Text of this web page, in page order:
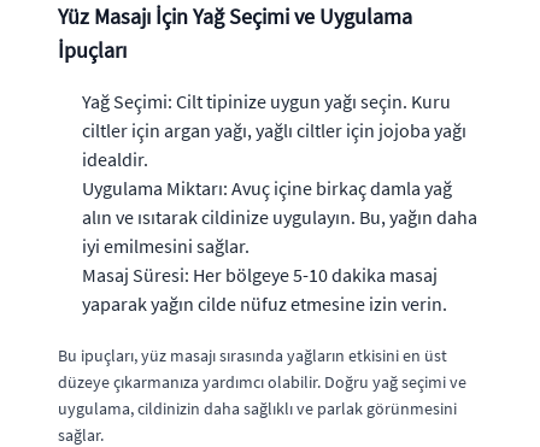
Yüz Masajı İçin Yağ Seçimi ve Uygulama
İpuçları
Yağ Seçimi: Cilt tipinize uygun yağı seçin. Kuru
ciltler için argan yağı, yağlı ciltler için jojoba yağı
idealdir.
Uygulama Miktarı: Avuç içine birkaç damla yağ
alın ve ısıtarak cildinize uygulayın. Bu, yağın daha
iyi emilmesini sağlar.
Masaj Süresi: Her bölgeye 5-10 dakika masaj
yaparak yağın cilde nüfuz etmesine izin verin.
Bu ipuçları, yüz masajı sırasında yağların etkisini en üst
düzeye çıkarmanıza yardımcı olabilir. Doğru yağ seçimi ve
uygulama, cildinizin daha sağlıklı ve parlak görünmesini
sağlar.